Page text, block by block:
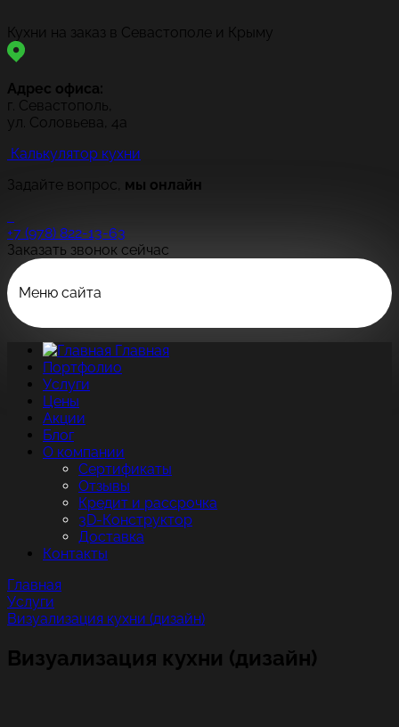
Кухни на заказ в Севастополе и Крыму
Адрес офиса:
г. Севастополь,
ул. Соловьева, 4а
Калькулятор кухни
Задайте вопрос, мы онлайн
+7 (978) 822-13-63
Заказать звонок сейчас
Меню сайта
Главная
Портфолио
Услуги
Цены
Акции
Блог
О компании
Сертификаты
Отзывы
Кредит и рассрочка
3D-Конструктор
Доставка
Контакты
Главная
Услуги
Визуализация кухни (дизайн)
Визуализация кухни (дизайн)